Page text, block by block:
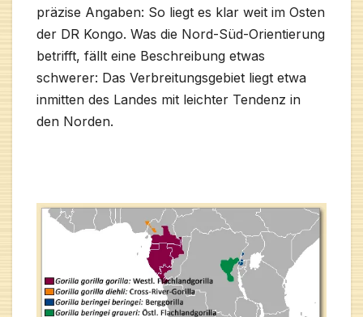
präzise Angaben: So liegt es klar weit im Osten
der DR Kongo. Was die Nord-Süd-Orientierung
betrifft, fällt eine Beschreibung etwas
schwerer: Das Verbreitungsgebiet liegt etwa
inmitten des Landes mit leichter Tendenz in
den Norden.